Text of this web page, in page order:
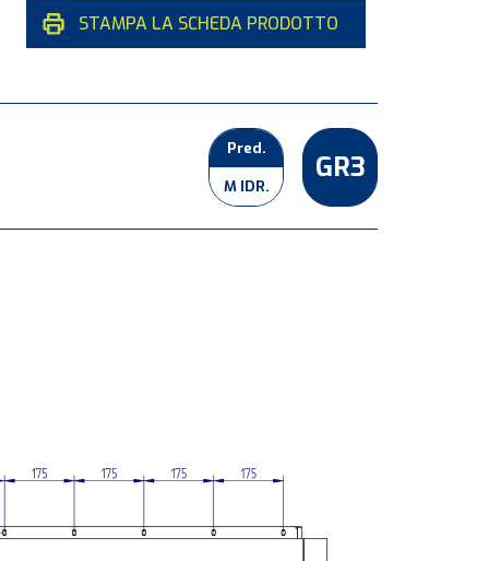
STAMPA LA SCHEDA PRODOTTO
Pred.
M IDR.
GR3